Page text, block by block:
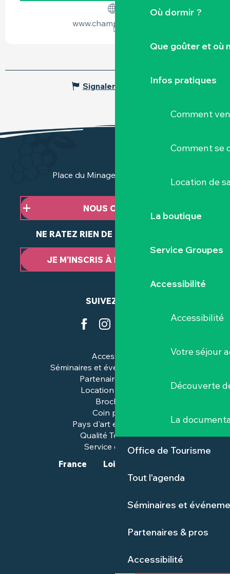
Où dormir ?
Que goûter et où
Infos pratiques
Comment
Comment se
Location de
La boutique
Service Groupes
Accessibilité
Accessibilité
Votre séjour
Découverte
La
Office de Tourisme
Tout l'agenda
Séminaires et
Partenaires & pros
Accessibilité
www.champilambart.fr
Signaler une erreur
Place du Minage - 44190 Clisson
NOUS CONTACTER
NE RATEZ RIEN DE NOTRE ACTUALITÉ
JE M’INSCRIS À LA NEWSLETTER
SUIVEZ-NOUS
Accessibilité
Séminaires et événements pros
Partenaires & pros
Location de salles
Brochures
Coin presse
Pays d'art et d'histoire
Qualité Tourisme™
Service groupes
France
Loire-Atlantique